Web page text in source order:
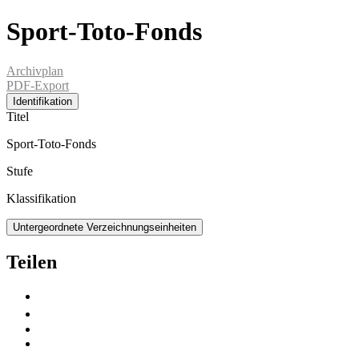
Sport-Toto-Fonds
Archivplan
PDF-Export
Identifikation
Titel
Sport-Toto-Fonds
Stufe
Klassifikation
Untergeordnete Verzeichnungseinheiten
Teilen